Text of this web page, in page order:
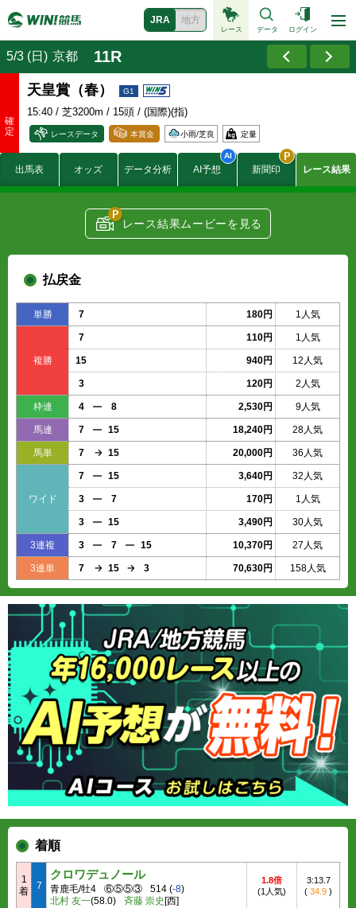
JRA 地方
レース データ ログイン
5/3 (日) 京都 11R
天皇賞（春）
15:40 / 芝3200m / 15頭 / (国際)(指)
レースデータ 本賞金
(万円)
30000
12000
7500
3000
付加賞金
319.2
91.2
小雨/芝良 定量
出馬表 オッズ データ分析 AI予想 新聞印 レース結果
レース結果ムービーを見る
払戻金
単勝 7 180円 1人気
複勝
7 110円 1人気
15 940円 12人気
3 120円 2人気
枠連 4 8 2,530円 9人気
馬連 7 15 18,240円 28人気
馬単 7 15 20,000円 36人気
ワイド
7 15 3,640円 32人気
3 7 170円 1人気
3 15 3,490円 30人気
3連複 3 7 15 10,370円 27人気
3連単 7 15 3 70,630円 158人気
着順
1
着
7
クロワデュノール
青鹿毛/牡4 ⑥⑤⑤③ 514 (-8)
北村 友一(58.0) 斉藤 崇史 [西]
1.8倍
(1人気)
3:13.7
( 34.9 )